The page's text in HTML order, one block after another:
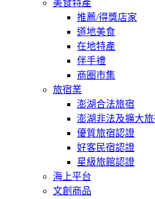
美食特產
推薦/得獎店家
道地美食
在地特產
伴手禮
商圈市集
旅宿業
澎湖合法旅宿
澎湖非法及擴大旅
優質旅宿認證
好客民宿認證
星級旅館認證
海上平台
文創商品